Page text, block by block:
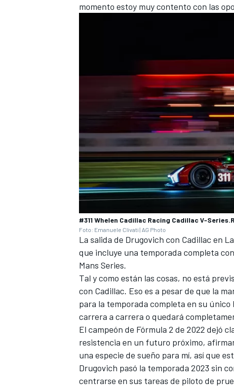
momento estoy muy contento con las
#311 Whelen Cadillac Racing Cadillac V-
Foto: Emanuele Clivati | AG Photo
La salida de Drugovich con Cadillac en
que incluye una temporada completa
Mans Series.
Tal y como están las cosas, no está
con Cadillac. Eso es a pesar de que la
para la temporada completa en su
carrera a carrera o quedará
El campeón de Fórmula 2 de 2022 dejó
resistencia en un futuro próximo,
una especie de sueño para mí, así que
Drugovich pasó la temporada 2023 sin
centrarse en sus tareas de piloto de